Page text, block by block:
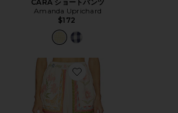
CARA ショートパンツ
Amanda Uprichard
$172
Favorite WATTS ショートパンツ